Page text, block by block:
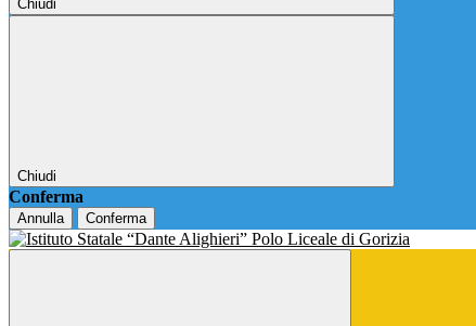
Chiudi
Chiudi
Conferma
Annulla Conferma